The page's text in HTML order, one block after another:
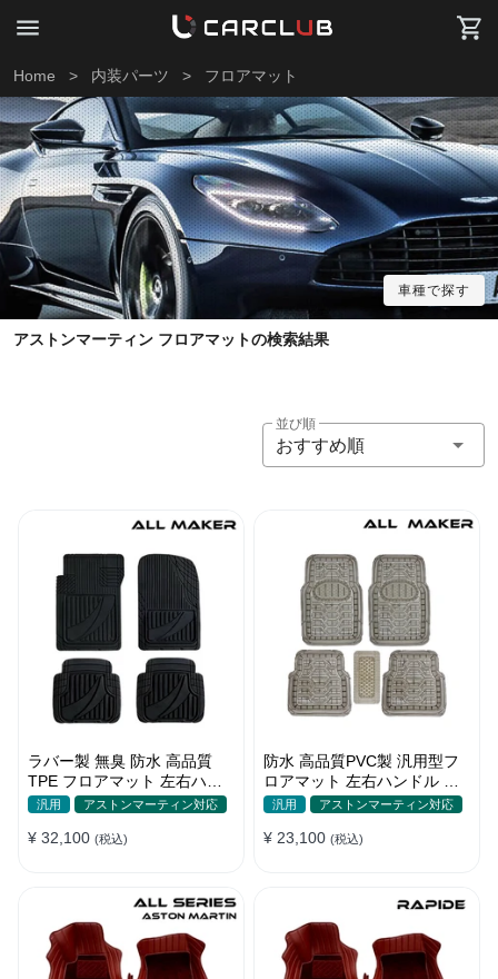
Home > 内装パーツ > フロアマット
車種で探す
アストンマーティン フロアマットの検索結果
並び順
おすすめ順
ラバー製 無臭 防水 高品質
TPE フロアマット 左右ハン
ドル 厚手 汚れ防止 DIY
汎用 アストンマーティン対応
¥ 32,100 (税込)
防水 高品質PVC製 汎用型フ
ロアマット 左右ハンドル 汚
れ防止 DIY 滑り防止 耐久
汎用 アストンマーティン対応
¥ 23,100 (税込)